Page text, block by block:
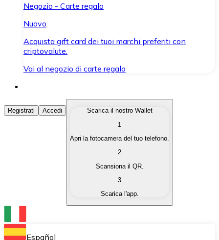
Negozio - Carte regalo
Nuovo
Acquista gift card dei tuoi marchi preferiti con
criptovalute.
Vai al negozio di carte regalo
Acquista Criptovalute
Acquista le criptovalute che ti interessano in modo
Converti le tue criptovalute in valuta fiat quando ne
Scambia una criptovaluta con un'altra
Conserva le tue cripto in un Wallet self-custodial.
Registrati Accedi
Scarica il nostro Wallet
1
Apri la fotocamera del tuo telefono.
2
Scansiona il QR.
3
Scarica l'app.
Español